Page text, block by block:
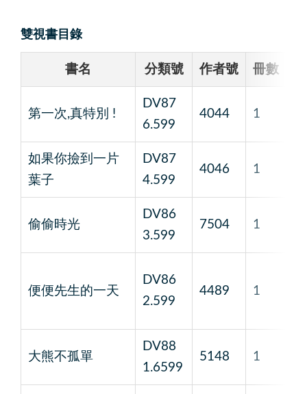
雙視書目錄
書名 分類號 作者號 冊數
第一次,真特別 !
DV87
6.599
4044 1
如果你撿到一片
葉子
DV87
4.599
4046 1
偷偷時光
DV86
3.599
7504 1
便便先生的一天
DV86
2.599
4489 1
大熊不孤單
DV88
1.6599
5148 1